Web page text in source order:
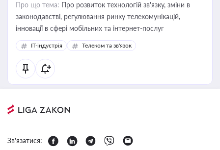
Про що тема: Про розвиток технологій зв'язку, зміни в
законодавстві, регулювання ринку телекомунікацій,
інновації в сфері мобільних та інтернет-послуг
IT-індустрія Телеком та зв'язок
Зв'язатися: